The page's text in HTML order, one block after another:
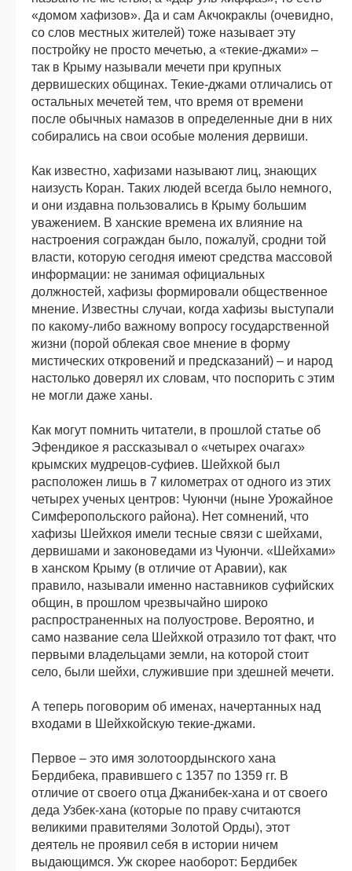
«домом хафизов». Да и сам Акчокраклы (очевидно,
со слов местных жителей) тоже называет эту
постройку не просто мечетью, а «текие-джами» –
так в Крыму называли мечети при крупных
дервишеских общинах. Текие-джами отличались от
остальных мечетей тем, что время от времени
после обычных намазов в определенные дни в них
собирались на свои особые моления дервиши.
Как известно, хафизами называют лиц, знающих
наизусть Коран. Таких людей всегда было немного,
и они издавна пользовались в Крыму большим
уважением. В ханские времена их влияние на
настроения сограждан было, пожалуй, сродни той
власти, которую сегодня имеют средства массовой
информации: не занимая официальных
должностей, хафизы формировали общественное
мнение. Известны случаи, когда хафизы выступали
по какому-либо важному вопросу государственной
жизни (порой облекая свое мнение в форму
мистических откровений и предсказаний) – и народ
настолько доверял их словам, что поспорить с этим
не могли даже ханы.
Как могут помнить читатели, в прошлой статье об
Эфендикое я рассказывал о «четырех очагах»
крымских мудрецов-суфиев. Шейхкой был
расположен лишь в 7 километрах от одного из этих
четырех ученых центров: Чуюнчи (ныне Урожайное
Симферопольского района). Нет сомнений, что
хафизы Шейхкоя имели тесные связи с шейхами,
дервишами и законоведами из Чуюнчи. «Шейхами»
в ханском Крыму (в отличие от Аравии), как
правило, называли именно наставников суфийских
общин, в прошлом чрезвычайно широко
распространенных на полуострове. Вероятно, и
само название села Шейхкой отразило тот факт, что
первыми владельцами земли, на которой стоит
село, были шейхи, служившие при здешней мечети.
А теперь поговорим об именах, начертанных над
входами в Шейхкойскую текие-джами.
Первое – это имя золотоордынского хана
Бердибека, правившего с 1357 по 1359 гг. В
отличие от своего отца Джанибек-хана и от своего
деда Узбек-хана (которые по праву считаются
великими правителями Золотой Орды), этот
деятель не проявил себя в истории ничем
выдающимся. Уж скорее наоборот: Бердибек